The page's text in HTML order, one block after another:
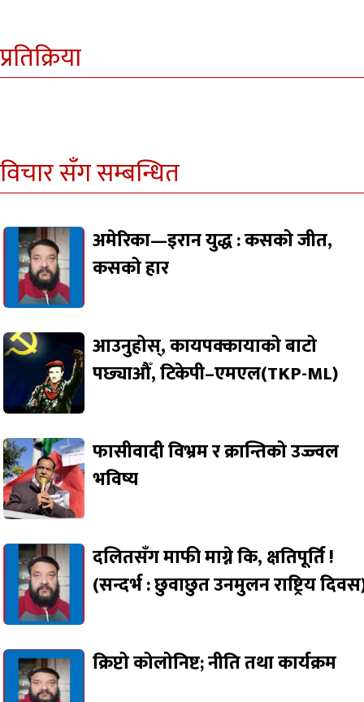
प्रतिक्रिया
विचार सँग सम्बन्धित
अमेरिका—इरान युद्ध : कसको जीत,
कसको हार
आउनुहोस्, कायपक्कायाको बाटो
पछ्याऔँ, टिकेपी–एमएल(TKP-ML)
फासीवादी विभ्रम र क्रान्तिको उज्ज्वल
भविष्य
दलितसँग माफी माग्ने कि, क्षतिपूर्ति !
(सन्दर्भ : छुवाछुत उनमुलन राष्ट्रिय
क्रिप्टो कोलोनिष्ट; नीति तथा कार्यक्रम